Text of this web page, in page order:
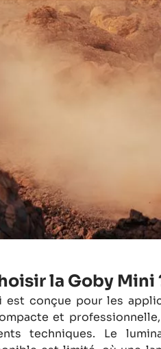
la Goby Mini
est conçue pour les
et
techniques. Le